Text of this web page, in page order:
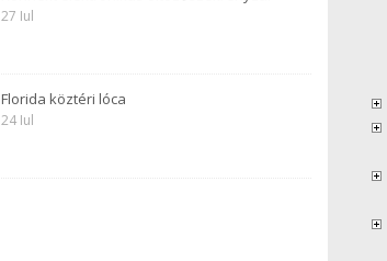
27 Iul
Florida köztéri lóca
24 Iul